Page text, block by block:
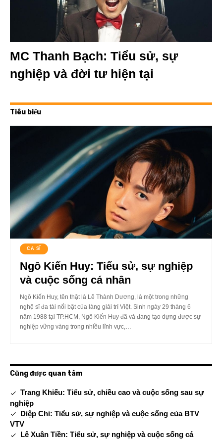
MC Thanh Bạch: Tiểu sử, sự
nghiệp và đời tư hiện tại
Tiêu biểu
CA SĨ
Ngô Kiến Huy: Tiểu sử, sự nghiệp
và cuộc sống cá nhân
Ngô Kiến Huy, tên thật là Lê Thành Dương, là một trong những
nghệ sĩ đa tài nổi bật của làng giải trí Việt. Sinh ngày 29 tháng 6
năm 1988 tại TP.HCM, Ngô Kiến Huy đã và đang tạo dựng được sự
nghiệp vững vàng trong nhiều lĩnh vực,…
Cũng được quan tâm
Trang Khiếu: Tiểu sử, chiều cao và cuộc sống sau sự
nghiệp
Diệp Chi: Tiểu sử, sự nghiệp và cuộc sống của BTV
VTV
Lê Xuân Tiền: Tiểu sử, sự nghiệp và cuộc sống cá